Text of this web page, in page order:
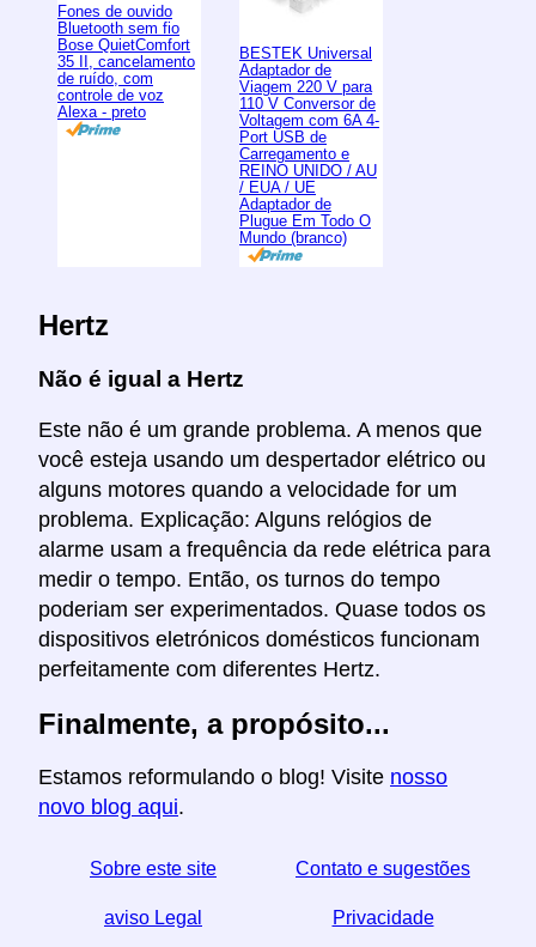
Fones de ouvido
Bluetooth sem fio
Bose QuietComfort
35 II, cancelamento
de ruído, com
controle de voz
Alexa - preto
BESTEK Universal
Adaptador de
Viagem 220 V para
110 V Conversor de
Voltagem com 6A 4-
Port USB de
Carregamento e
REINO UNIDO / AU
/ EUA / UE
Adaptador de
Plugue Em Todo O
Mundo (branco)
Hertz
Não é igual a Hertz
Este não é um grande problema. A menos que
você esteja usando um despertador elétrico ou
alguns motores quando a velocidade for um
problema. Explicação: Alguns relógios de
alarme usam a frequência da rede elétrica para
medir o tempo. Então, os turnos do tempo
poderiam ser experimentados. Quase todos os
dispositivos eletrónicos domésticos funcionam
perfeitamente com diferentes Hertz.
Finalmente, a propósito...
Estamos reformulando o blog! Visite nosso
novo blog aqui.
Sobre este site Contato e sugestões
aviso Legal Privacidade